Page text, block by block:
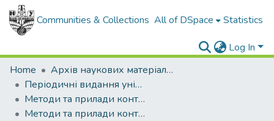
Communities & Collections All of DSpace Statistics
Log In
Home
Архів наукових матеріалів
Періодичні видання університету
Методи та прилади контролю якості
Методи та прилади контролю якості - 2017 - № 38